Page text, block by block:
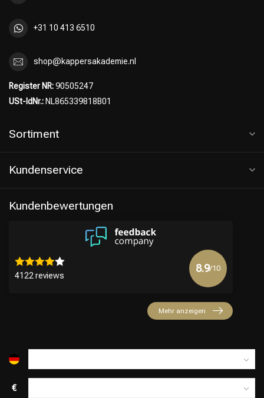
+31 10 413 6510
shop@kappersakademie.nl
Register NR:90505247
USt-IdNr.: NL865339818B01
Sortiment
Kundenservice
Kundenbewertungen
4122 reviews
8.9/10
Mehr anzeigen
€